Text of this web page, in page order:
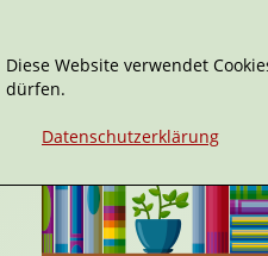
Diese Website verwendet
dürfen.
Datenschutzerklärung